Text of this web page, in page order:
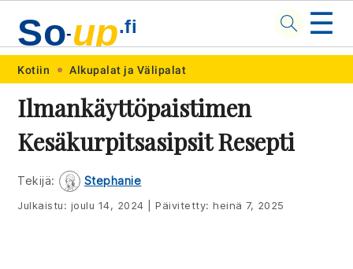
Skip
primary
navigation
Skip
main
content
Skip
primary
sidebar
Skip
footer
So-up.fi ☰
Kotiin Alkupalat ja Välipalat
Ilmankäyttöpaistimen
Kesäkurpitsasipsit Resepti
Tekijä: Stephanie
Julkaistu: joulu 14, 2024 Päivitetty:heinä 7, 2025